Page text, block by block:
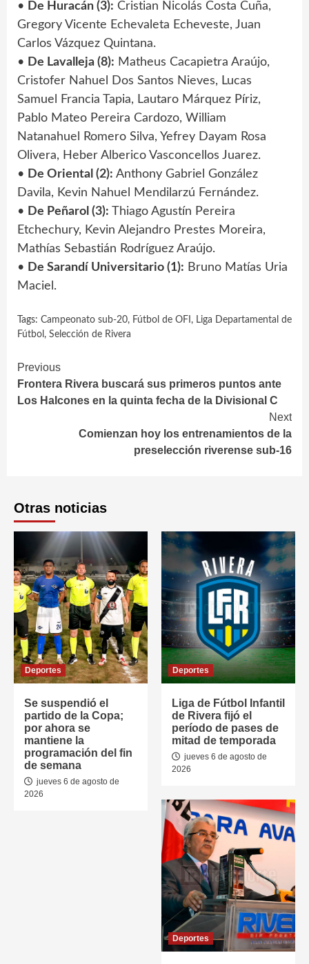
• De Huracán (3): Cristian Nicolás Costa Cuña,
Gregory Vicente Echevaleta Echeveste, Juan
Carlos Vázquez Quintana.
• De Lavalleja (8): Matheus Cacapietra Araújo,
Cristofer Nahuel Dos Santos Nieves, Lucas
Samuel Francia Tapia, Lautaro Márquez Píriz,
Pablo Mateo Pereira Cardozo, William
Natanahuel Romero Silva, Yefrey Dayam Rosa
Olivera, Heber Alberico Vasconcellos Juarez.
• De Oriental (2): Anthony Gabriel González
Davila, Kevin Nahuel Mendilarzú Fernández.
• De Peñarol (3): Thiago Agustín Pereira
Etchechury, Kevin Alejandro Prestes Moreira,
Mathías Sebastián Rodríguez Araújo.
• De Sarandí Universitario (1): Bruno Matías Uria
Maciel.
Tags: Campeonato sub-20, Fútbol de OFI , Liga Departamental de
Fútbol , Selección de Rivera
Continue
Reading
Previous
Frontera Rivera buscará sus primeros puntos ante
Los Halcones en la quinta fecha de la Divisional C
Next
Comienzan hoy los entrenamientos de la
preselección riverense sub-16
Otras noticias
Deportes
Se suspendió el
partido de la Copa;
por ahora se
mantiene la
programación del fin
de semana
jueves 6 de agosto de
2026
Deportes
Liga de Fútbol Infantil
de Rivera fijó el
período de pases de
mitad de temporada
jueves 6 de agosto de
2026
Deportes